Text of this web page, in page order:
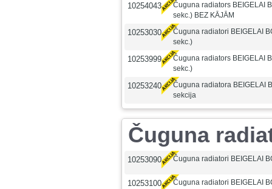
10254043
Čuguna radiators BEIGELAI
sekc.) BEZ KĀJĀM
10253030
Čuguna radiatori BEIGELAI
sekc.)
10253999
Čuguna radiators BEIGELAI
sekc.)
10253240
Čuguna radiatora BEIGELAI
sekcija
Čuguna
10253090 Čuguna radiatori BEIGELAI
10253100 Čuguna radiatori BEIGELAI